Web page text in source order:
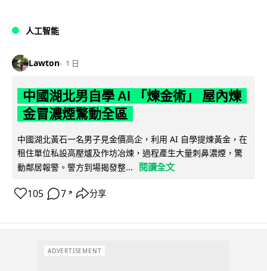
人工智能
Lawton 1 日
中國湖北男自學 AI 「煉金術」 屋內煉
金冒濃煙驚動全區
中國湖北黃石一名男子見金價高企，利用 AI 自學提煉黃金，在
租住單位私設高壓爐及作坊冶煉，過程產生大量刺鼻濃煙，驚
動鄰居報警。警方到場揭發整...
閱讀全文
105 7 ↗ 分享
ADVERTISEMENT